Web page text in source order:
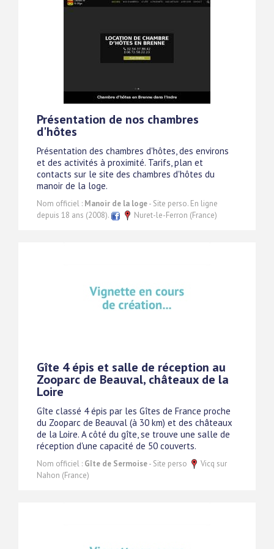
Présentation de nos chambres
d'hôtes
Présentation des chambres d'hôtes, des environs
et des activités à proximité. Tarifs, plan et
contacts sur le site des chambres d'hôtes du
manoir de la loge.
Nom officiel : Manoir de la loge- Site perso. En ligne
depuis 18 ans (2008).
Nuret-le-Ferron (France)
Gîte 4 épis et salle de réception au
Zooparc de Beauval, châteaux de la
Loire
Gîte classé 4 épis par les Gîtes de France proche
du Zooparc de Beauval (à 30 km) et des châteaux
de la Loire. A côté du gîte, se trouve une salle de
réception d'une capacité de 50 couverts.
Nom officiel : Gîte de Sermoise- Site perso
Vicq sur
Nahon (France)